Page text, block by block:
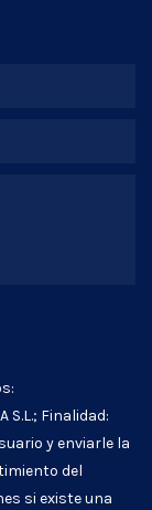
S.L.; Finalidad:
y enviarle la
del
si existe una